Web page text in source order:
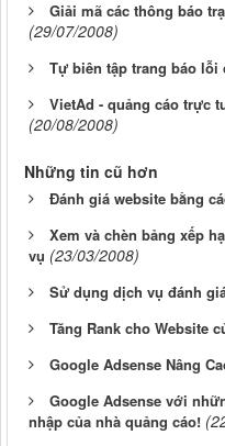
Giải mã các thông báo
(29/07/2008)
Tự biên tập trang báo lỗi
VietAd - quảng cáo trực
(20/08/2008)
Những tin cũ hơn
Đánh giá website bằng
Xem và chèn bảng xếp
vụ (23/03/2008)
Sử dụng dịch vụ đánh
Tăng Rank cho Website
Google Adsense Nâng
Google Adsense với
nhập của nhà quảng cáo!